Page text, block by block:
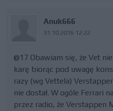
Anuk666
31.10.2016 12:22
@17 Obawiam się, że Vet
karę biorąc pod uwagę
razy (wg Vettela)
nie dostał. W ogóle Ferrari
przez radio, że Verstappen